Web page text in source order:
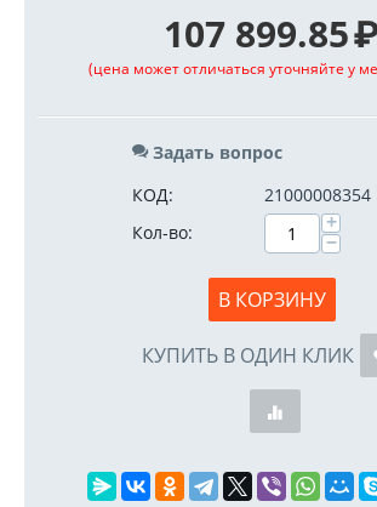
107 899.85
(цена может отличаться уточняйте у
Задать вопрос
КОД:
21000008354
Кол-во:
+
−
В КОРЗИНУ
КУПИТЬ В ОДИН КЛИК